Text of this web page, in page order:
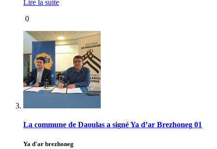
Lire la suite
0
La commune de Daoulas a signé Ya d’ar Brezhoneg 01
Ya d'ar brezhoneg